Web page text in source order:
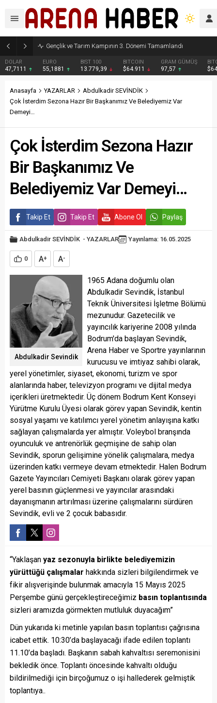
Gençlik ve Tarım Kampının 3. Dönemi Tamamlandı
DOLAR
47,7111
EURO
55,1881
BIST 100
13.779,39
BITCOIN
$64.911
GRAM GÜMÜŞ
97,57
Anasayfa YAZARLAR
Abdulkadir SEVİNDİK
Çok İsterdim Sezona Hazır Bir Başkanımız Ve Belediyemiz Var
Demeyi…
Çok İsterdim Sezona Hazır
Bir Başkanımız Ve
Belediyemiz Var Demeyi…
Takip Et Takip Et Abone Ol Paylaş
Abdulkadir SEVİNDİK - YAZARLAR Yayınlama: 16.05.2025
0 A+ A-
Abdulkadir Sevindik
1965 Adana doğumlu olan
Abdulkadir Sevindik, İstanbul
Teknik Üniversitesi İşletme Bölümü
mezunudur. Gazetecilik ve
yayıncılık kariyerine 2008 yılında
Bodrum'da başlayan Sevindik,
Arena Haber ve Sportre yayınlarının
kurucusu ve imtiyaz sahibi olarak,
yerel yönetimler, siyaset, ekonomi, turizm ve spor
alanlarında haber, televizyon programı ve dijital medya
içerikleri üretmektedir. Üç dönem Bodrum Kent Konseyi
Yürütme Kurulu Üyesi olarak görev yapan Sevindik, kentin
sosyal yaşamı ve katılımcı yerel yönetim anlayışına katkı
sağlayan çalışmalarda yer almıştır. Voleybol branşında
oyunculuk ve antrenörlük geçmişine de sahip olan
Sevindik, sporun gelişimine yönelik çalışmalara, medya
üzerinden katkı vermeye devam etmektedir. Halen Bodrum
Gazete Yayıncıları Cemiyeti Başkanı olarak görev yapan
yerel basının güçlenmesi ve yayıncılar arasındaki
dayanışmanın artırılması üzerine çalışmalarını sürdüren
Sevindik, evli ve 2 çocuk babasıdır.
“Yaklaşan yaz sezonuyla birlikte belediyemizin
yürüttüğü çalışmalar hakkında sizleri bilgilendirmek ve
fikir alışverişinde bulunmak amacıyla 15 Mayıs 2025
Perşembe günü gerçekleştireceğimiz basın toplantısında
sizleri aramızda görmekten mutluluk duyacağım”
Dün yukarıda ki metinle yapılan basın toplantısı çağrısına
icabet ettik. 10:30’da başlayacağı ifade edilen toplantı
11.10’da başladı. Başkanın sabah kahvaltısı seremonisini
bekledik önce. Toplantı öncesinde kahvaltı olduğu
bildirilmediği için birçoğumuz o işi hallederek gelmiştik
toplantıya..